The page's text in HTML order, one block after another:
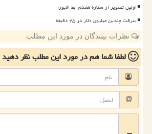
اولین تصویر از ستاره همدم ابط الجوزا
سرقت چندین میلیون دلار در ۲۵ دقیقه
نظرات بینندگان در مورد این مطلب
لطفا شما همدر مورد این مطلبنظر دهید